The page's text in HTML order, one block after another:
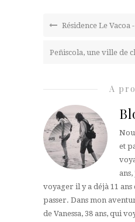
Résidence Le Vacoa
Peñiscola, une ville de
A
et
voyager il y a déjà 11
passer. Dans mon
de Vanessa, 38 ans, qui